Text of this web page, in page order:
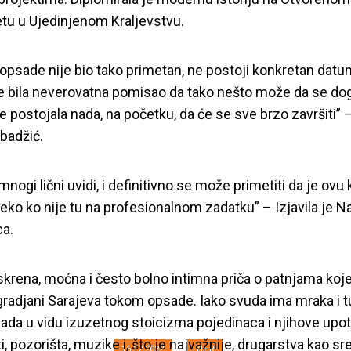
AUTORKE AMRE
u Ujedinjenom Kraljevstvu.
nije bio tako primetan, ne postoji konkretan
bila neverovatna pomisao da tako nešto može da se
postojala nada, na početku, da će se sve brzo završiti”
lični uvidi, i definitivno se može primetiti da je ovu
ko nije tu na profesionalnom zadatku” – Izjavila je
moćna i često bolno intimna priča o patnjama
Sarajeva tokom opsade. Iako svuda ima mraka i
u vidu izuzetnog stoicizma pojedinaca i njihove
pozorišta, muzike i, što je najvažnije, drugarstva kao